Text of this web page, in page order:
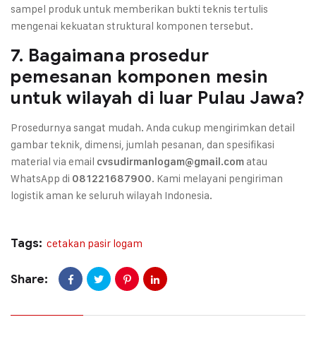
sampel produk untuk memberikan bukti teknis tertulis
mengenai kekuatan struktural komponen tersebut.
7. Bagaimana prosedur
pemesanan komponen mesin
untuk wilayah di luar Pulau Jawa?
Prosedurnya sangat mudah. Anda cukup mengirimkan detail
gambar teknik, dimensi, jumlah pesanan, dan spesifikasi
material via email cvsudirmanlogam@gmail.com atau
WhatsApp di 081221687900. Kami melayani pengiriman
logistik aman ke seluruh wilayah Indonesia.
Tags: cetakan pasir logam
Share: